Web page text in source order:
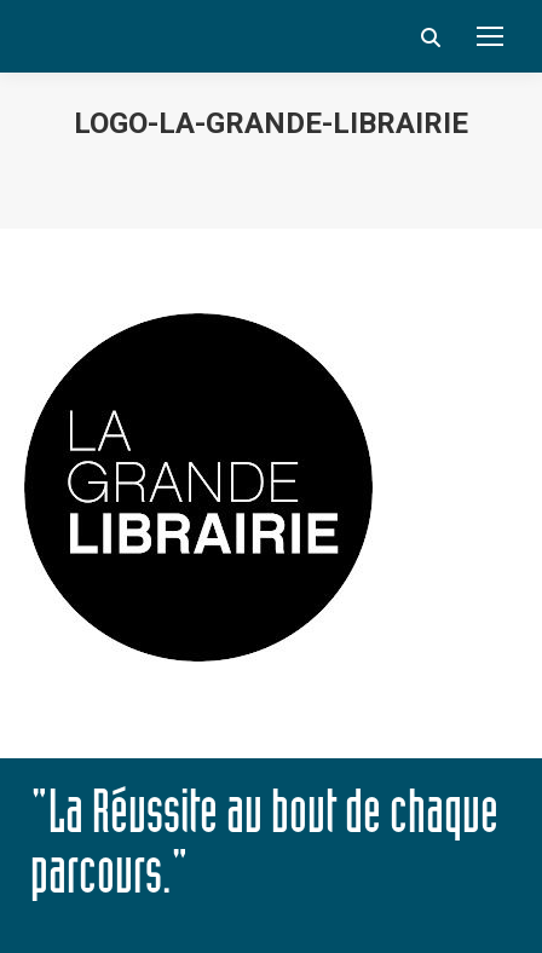
Search:
LOGO-LA-GRANDE-LIBRAIRIE
"La Réussite au bout de chaque
parcours."